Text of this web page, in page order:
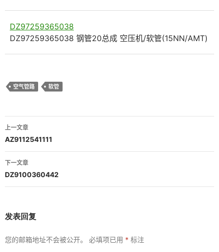
DZ97259365038
DZ97259365038 钢管20总成 空压机/软管(15NN/AMT)
空气管路 软管
文
章
导
航
上一文章
AZ9112541111
下一文章
DZ9100360442
发表回复
您的邮箱地址不会被公开。 必填项已用 * 标注